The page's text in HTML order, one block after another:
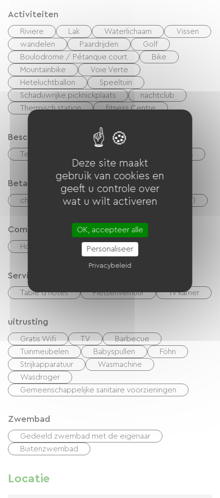
Activiteiten
Riviere Lak Waterlichaam
Vissen
wandelen
Paardrijden
Golf
Boulodrome / Pétanque court
Bike
Mountainbike
Voie Verte
Heteluchtballon
Speeltuin
Schaduwrijke picknickplaats
nachtclub
Thermisch station
fitness Centre
Beschrijving
Terras Privé, omheind terrein
Betaalmethoden
checks Geld Vakantiebonnen (ANCV)
Comfort
Houtkachel
Services
Table d'hôtes Fietsenverhuur Tv kamer
uitrusting
Gratis Wifi TV
Barbecue
Tuinmeubelen
Babyspullen
Föhn
Strijkapparatuur
Wasmachine
Wasdroger
Gemeenschappelijke sanitaire voorzieningen
Zwembad
Gedeeld zwembad met de eigenaar
Buitenzwembad
Locatie
Deze site maakt
gebruik van cookies en
geeft u controle over
wat u wilt activeren
OK, accepteer alle
Personaliseer
Privacybeleid